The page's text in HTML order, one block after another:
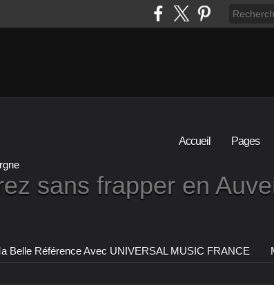
Accueil Pages
sans frapper en
Belle Référence Avec UNIVERSAL MUSIC FRANCE